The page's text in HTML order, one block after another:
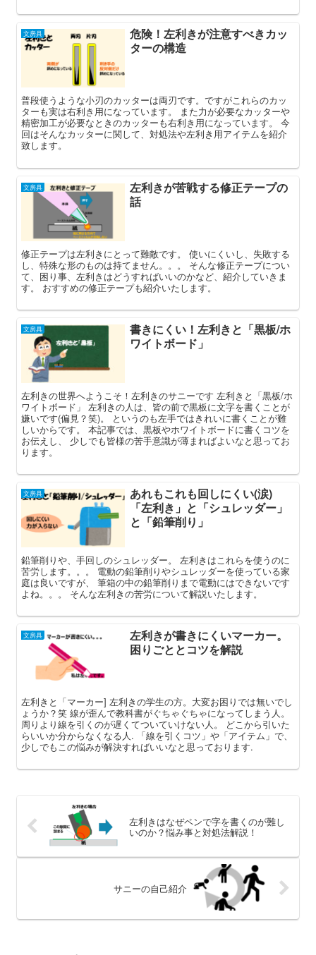
文房具
危険！左利きが注意すべきカッ
ターの構造
普段使うような小刃のカッターは両刃です。ですがこれらのカッ
ターも実は右利き用になっています。 また力が必要なカッターや
精密加工が必要なときのカッターも右利き用になっています。 今
回はそんなカッターに関して、対処法や左利き用アイテムを紹介
致します。
文房具
左利きが苦戦する修正テープの
話
修正テープは左利きにとって難敵です。 使いにくいし、失敗する
し、特殊な形のものは持てません。。。 そんな修正テープについ
て、困り事、左利きはどうすればいいのかなど、紹介していきま
す。 おすすめの修正テープも紹介いたします。
文房具
書きにくい！左利きと「黒板/ホ
ワイトボード」
左利きの世界へようこそ！左利きのサニーです 左利きと「黒板/ホ
ワイトボード」 左利きの人は、皆の前で黒板に文字を書くことが
嫌いです(偏見？笑)。 というのも左手ではきれいに書くことが難
しいからです。 本記事では、黒板やホワイトボードに書くコツを
お伝えし、 少しでも皆様の苦手意識が薄まればよいなと思ってお
ります。
文房具
あれもこれも回しにくい(涙)
「左利き」と「シュレッダー」
と「鉛筆削り」
鉛筆削りや、手回しのシュレッダー。 左利きはこれらを使うのに
苦労します。。。 電動の鉛筆削りやシュレッダーを使っている家
庭は良いですが、 筆箱の中の鉛筆削りまで電動にはできないです
よね。。。 そんな左利きの苦労について解説いたします。
文房具
左利きが書きにくいマーカー。
困りごととコツを解説
左利きと「マーカー] 左利きの学生の方。大変お困りでは無いでし
ょうか？笑 線が歪んで教科書がぐちゃぐちゃになってしまう人。
周りより線を引くのが遅くてついていけない人。 どこから引いた
らいいか分からなくなる人. 「線を引くコツ」や「アイテム」で、
少しでもこの悩みが解決すればいいなと思っております.
左利きはなぜペンで字を書くのが難し
いのか？悩み事と対処法解説！
サニーの自己紹介